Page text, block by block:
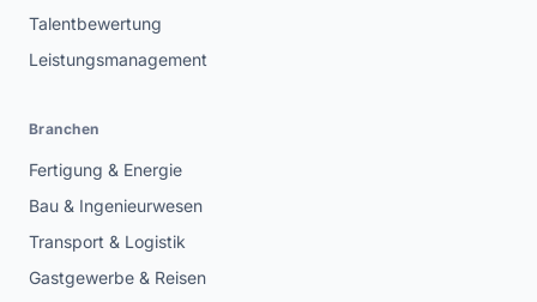
Talentbewertung
Leistungsmanagement
Branchen
Fertigung & Energie
Bau & Ingenieurwesen
Transport & Logistik
Gastgewerbe & Reisen